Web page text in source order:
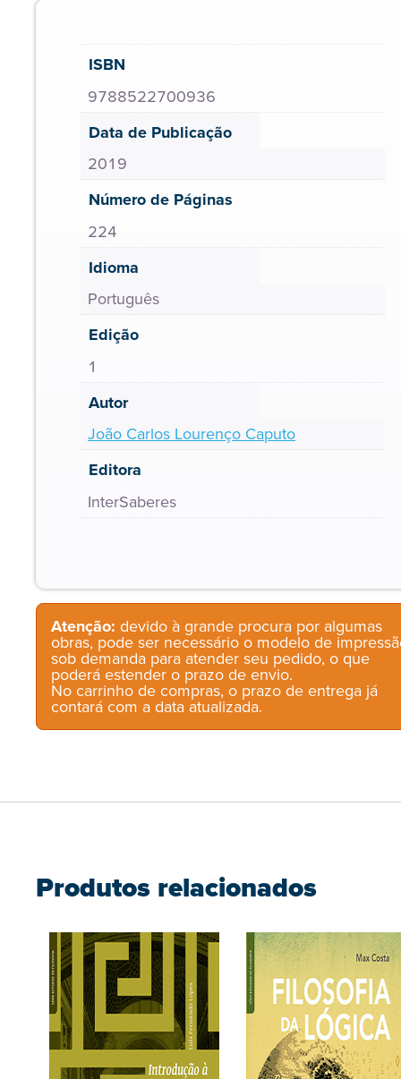
ISBN
9788522700936
Data de Publicação
2019
Número de Páginas
224
Idioma
Português
Edição
1
Autor
João Carlos Lourenço Caputo
Editora
InterSaberes
Atenção: devido à grande procura por algumas
obras, pode ser necessário o modelo de
sob demanda para atender seu pedido, o que
poderá estender o prazo de envio.
No carrinho de compras, o prazo de entrega já
contará com a data atualizada.
Produtos relacionados